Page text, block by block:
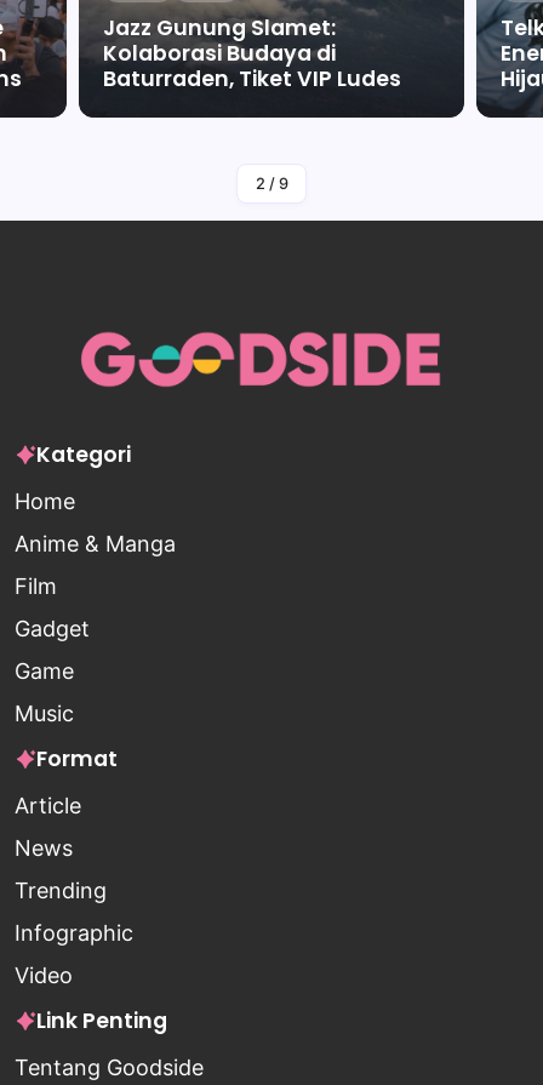
Jazz Gunung Slamet:
Kolaborasi Budaya di
Baturraden, Tiket VIP Ludes
2 / 9
Kategori
Home
Anime & Manga
Film
Gadget
Game
Music
Format
Article
News
Trending
Infographic
Video
Link Penting
Tentang Goodside